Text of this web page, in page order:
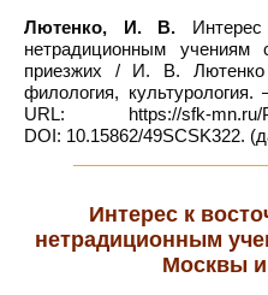
Лютенко, И. В.
нетрадиционным
приезжих / И. В.
филология,
URL: https://sfk-
DOI: 10.15862/49SCSK322.
Интерес к
нетрадиционным
Москвы